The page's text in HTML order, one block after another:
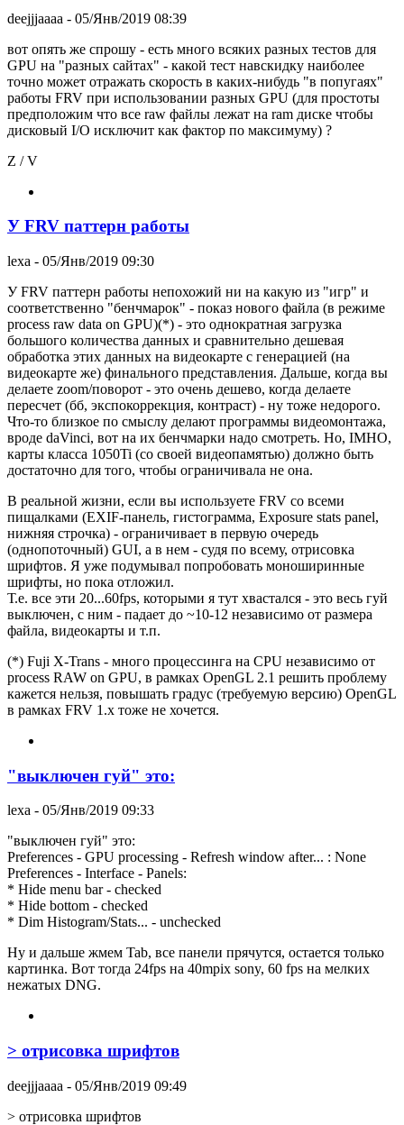
deejjjaaaa - 05/Янв/2019 08:39
вот опять же спрошу - есть много всяких разных тестов для
GPU на "разных сайтах" - какой тест навскидку наиболее
точно может отражать скорость в каких-нибудь "в попугаях"
работы FRV при использовании разных GPU (для простоты
предположим что все raw файлы лежат на ram диске чтобы
дисковый I/O исключит как фактор по максимуму) ?
Z / V
У FRV паттерн работы
lexa - 05/Янв/2019 09:30
У FRV паттерн работы непохожий ни на какую из "игр" и
соответственно "бенчмарок" - показ нового файла (в режиме
process raw data on GPU)(*) - это однократная загрузка
большого количества данных и сравнительно дешевая
обработка этих данных на видеокарте с генерацией (на
видеокарте же) финального представления. Дальше, когда вы
делаете zoom/поворот - это очень дешево, когда делаете
пересчет (бб, экспокоррекция, контраст) - ну тоже недорого.
Что-то близкое по смыслу делают программы видеомонтажа,
вроде daVinci, вот на их бенчмарки надо смотреть. Но, IMHO,
карты класса 1050Ti (со своей видеопамятью) должно быть
достаточно для того, чтобы ограничивала не она.
В реальной жизни, если вы используете FRV со всеми
пищалками (EXIF-панель, гистограмма, Exposure stats panel,
нижняя строчка) - ограничивает в первую очередь
(однопоточный) GUI, а в нем - судя по всему, отрисовка
шрифтов. Я уже подумывал попробовать моноширинные
шрифты, но пока отложил.
Т.е. все эти 20...60fps, которыми я тут хвастался - это весь гуй
выключен, с ним - падает до ~10-12 независимо от размера
файла, видеокарты и т.п.
(*) Fuji X-Trans - много процессинга на CPU независимо от
process RAW on GPU, в рамках OpenGL 2.1 решить проблему
кажется нельзя, повышать градус (требуемую версию) OpenGL
в рамках FRV 1.x тоже не хочется.
"выключен гуй" это:
lexa - 05/Янв/2019 09:33
"выключен гуй" это:
Preferences - GPU processing - Refresh window after... : None
Preferences - Interface - Panels:
* Hide menu bar - checked
* Hide bottom - checked
* Dim Histogram/Stats... - unchecked
Ну и дальше жмем Tab, все панели прячутся, остается только
картинка. Вот тогда 24fps на 40mpix sony, 60 fps на мелких
нежатых DNG.
> отрисовка шрифтов
deejjjaaaa - 05/Янв/2019 09:49
> отрисовка шрифтов